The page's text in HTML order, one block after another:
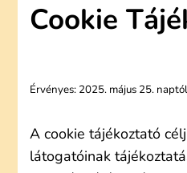
Cookie
Érvényes: 2025. május 25. naptól
A cookie tájékoztató
látogatóinak